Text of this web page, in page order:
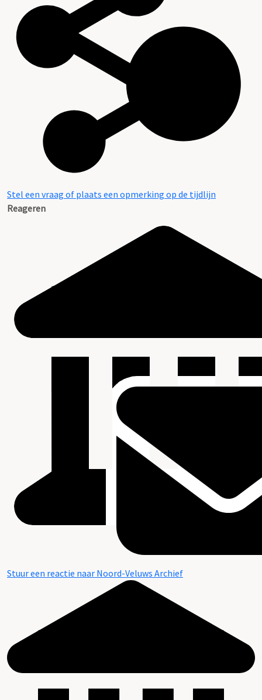
Stel een vraag of plaats een opmerking op de tijdlijn
Reageren
Stuur een reactie naar Noord-Veluws Archief